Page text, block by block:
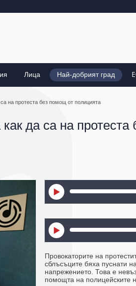
Лица Най-добрият град
да са на
на протеста без помощ от полицията
Провокаторите на
сблъсъците бяха пуснати
напрежението. Това е
помощта на полицейските